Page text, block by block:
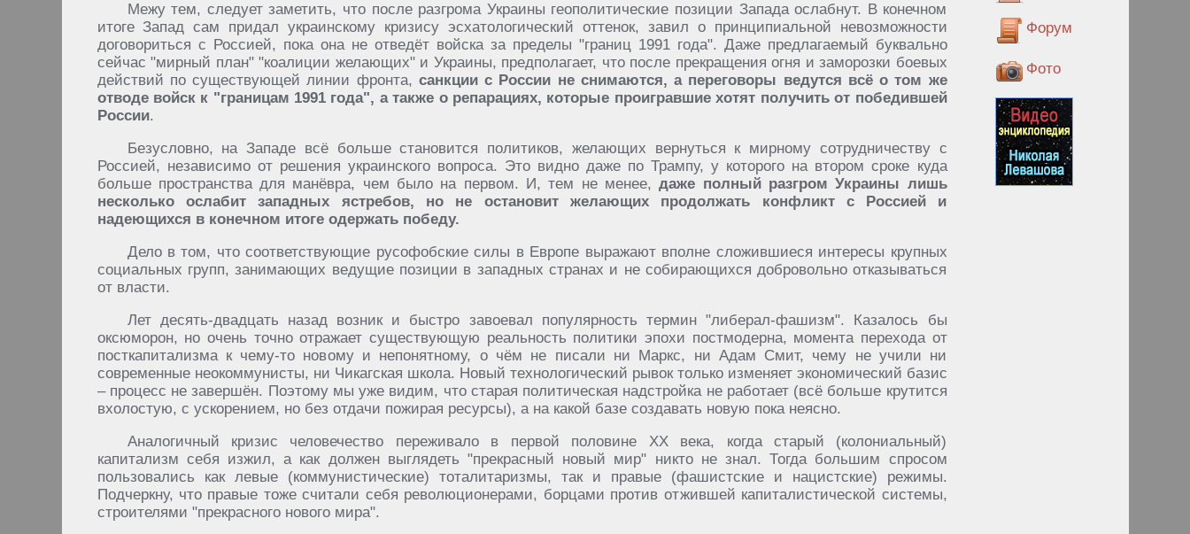
Межу тем, следует заметить, что после разгрома Украины геополитические позиции Запада ослабнут. В конечном
итоге Запад сам придал украинскому кризису эсхатологический оттенок, завил о принципиальной невозможности
договориться с Россией, пока она не отведёт войска за пределы "границ 1991 года". Даже предлагаемый буквально
сейчас "мирный план" "коалиции желающих" и Украины, предполагает, что после прекращения огня и заморозки боевых
действий по существующей линии фронта, санкции с России не снимаются, а переговоры ведутся всё о том же
отводе войск к "границам 1991 года", а также о репарациях, которые проигравшие хотят получить от победившей
России.
Безусловно, на Западе всё больше становится политиков, желающих вернуться к мирному сотрудничеству с
Россией, независимо от решения украинского вопроса. Это видно даже по Трампу, у которого на втором сроке куда
больше пространства для манёвра, чем было на первом. И, тем не менее, даже полный разгром Украины лишь
несколько ослабит западных ястребов, но не остановит желающих продолжать конфликт с Россией и
надеющихся в конечном итоге одержать победу.
Дело в том, что соответствующие русофобские силы в Европе выражают вполне сложившиеся интересы крупных
социальных групп, занимающих ведущие позиции в западных странах и не собирающихся добровольно отказываться
от власти.
Лет десять-двадцать назад возник и быстро завоевал популярность термин "либерал-фашизм". Казалось бы
оксюморон, но очень точно отражает существующую реальность политики эпохи постмодерна, момента перехода от
посткапитализма к чему-то новому и непонятному, о чём не писали ни Маркс, ни Адам Смит, чему не учили ни
современные неокоммунисты, ни Чикагская школа. Новый технологический рывок только изменяет экономический базис
– процесс не завершён. Поэтому мы уже видим, что старая политическая надстройка не работает (всё больше крутится
вхолостую, с ускорением, но без отдачи пожирая ресурсы), а на какой базе создавать новую пока неясно.
Аналогичный кризис человечество переживало в первой половине ХХ века, когда старый (колониальный)
капитализм себя изжил, а как должен выглядеть "прекрасный новый мир" никто не знал. Тогда большим спросом
пользовались как левые (коммунистические) тоталитаризмы, так и правые (фашистские и нацистские) режимы.
Подчеркну, что правые тоже считали себя революционерами, борцами против отжившей капиталистической системы,
строителями "прекрасного нового мира".
Форум
Фото